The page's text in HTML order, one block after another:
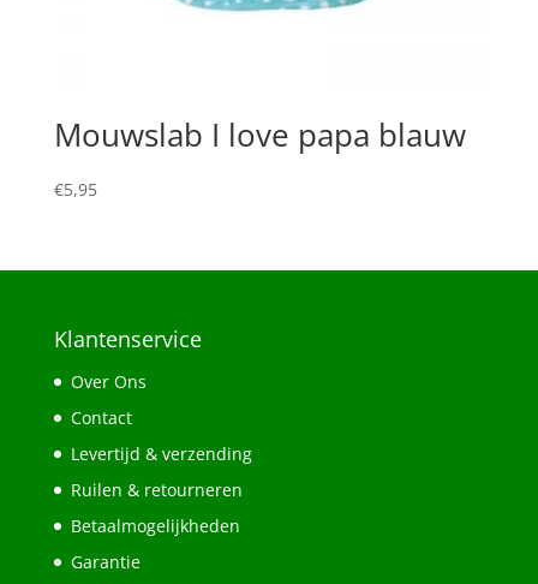
Mouwslab I love papa blauw
€5,95
Klantenservice
Over Ons
Contact
Levertijd & verzending
Ruilen & retourneren
Betaalmogelijkheden
Garantie